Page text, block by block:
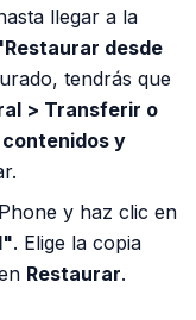
llegar a la
desde
tendrás que
> Transferir o
y
y haz clic en
. Elige la copia
Restaurar.